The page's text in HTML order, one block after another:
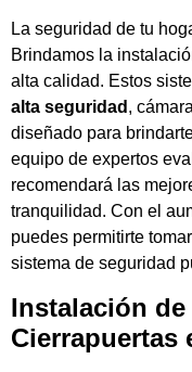
La seguridad de tu
Brindamos la
alta calidad. Estos
alta seguridad ,
diseñado para
equipo de expertos
recomendará las
tranquilidad. Con el
puedes permitirte
sistema de seguridad
Instalación de
Cierrapuertas